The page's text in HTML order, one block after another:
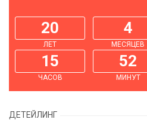
20
ЛЕТ
4
МЕСЯЦЕВ
15
ЧАСОВ
52
МИНУТ
ДЕТЕЙЛИНГ